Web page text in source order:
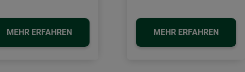
MEHR ERFAHREN MEHR ERFAHREN